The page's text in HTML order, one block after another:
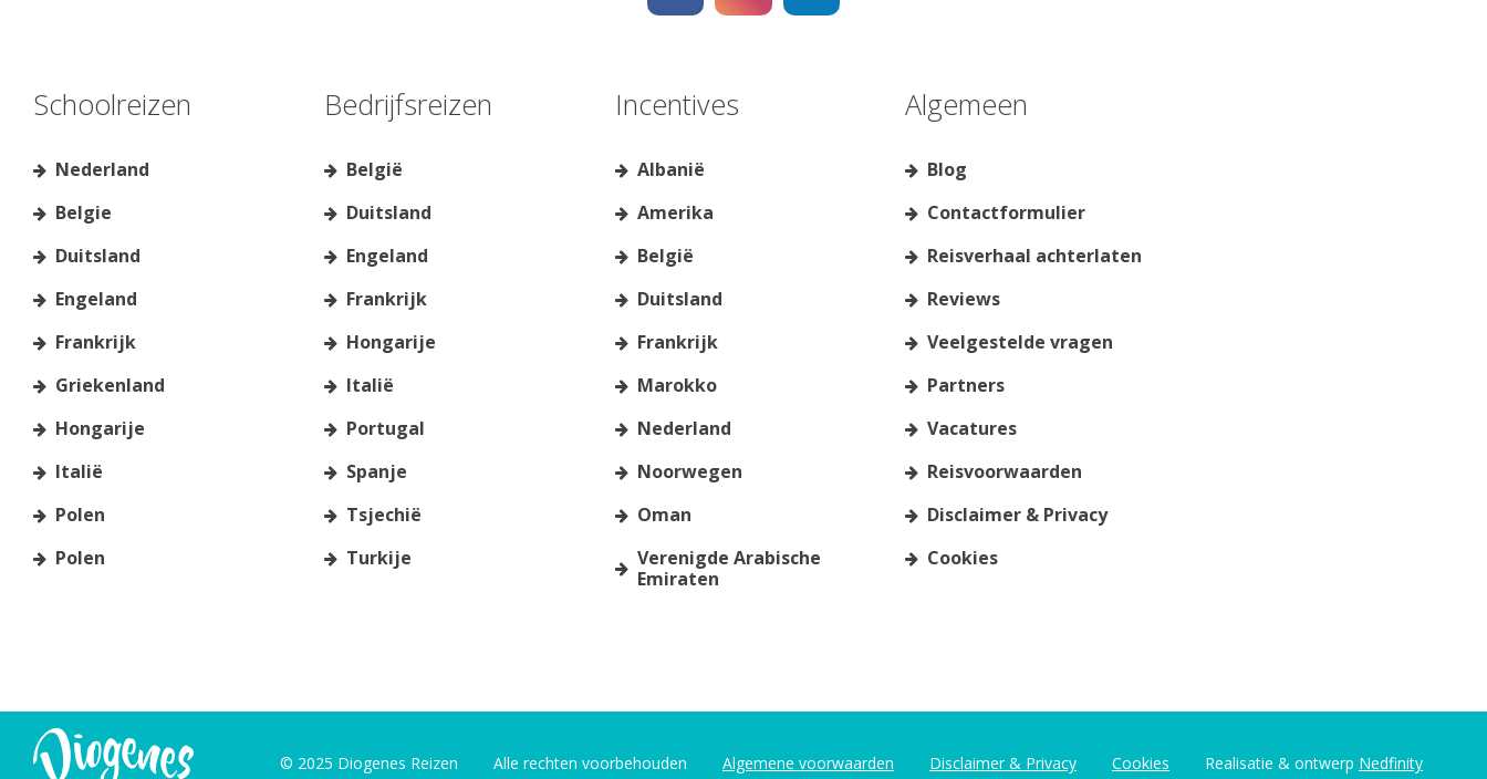
Schoolreizen
Nederland
Belgie
Duitsland
Engeland
Frankrijk
Griekenland
Hongarije
Italië
Polen
Polen
Bedrijfsreizen
België
Duitsland
Engeland
Frankrijk
Hongarije
Italië
Portugal
Spanje
Tsjechië
Turkije
Incentives
Albanië
Amerika
België
Duitsland
Frankrijk
Marokko
Nederland
Noorwegen
Oman
Verenigde Arabische
Emiraten
Algemeen
Blog
Contactformulier
Reisverhaal achterlaten
Reviews
Veelgestelde vragen
Partners
Vacatures
Reisvoorwaarden
Disclaimer & Privacy
Cookies
© 2025 Diogenes Reizen Alle rechten voorbehouden Algemene voorwaarden Disclaimer & Privacy Cookies Realisatie & ontwerp Nedfinity